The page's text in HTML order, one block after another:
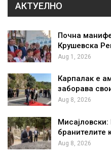
АКТУЕЛНО
Почна
Крушевска
Aug 1, 2026
Карпалак е
заборава
Aug 8, 2026
бранителите
Aug 8, 2026